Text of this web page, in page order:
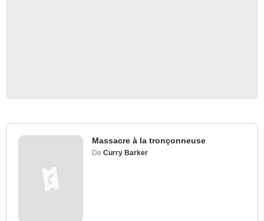
Massacre à la tronçonneuse
De Curry Barker